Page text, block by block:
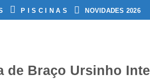
P I S C I N A S NOVIDADES 2026
de Braço Ursinho